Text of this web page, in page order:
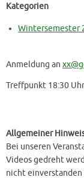
Kategorien
Wintersemester
Anmeldung an
Treffpunkt 18:30
Allgemeiner
Bei unseren
Videos gedreht
nicht